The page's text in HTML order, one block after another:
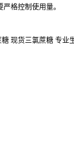
格控制使用量。
现货三氯蔗糖 专业